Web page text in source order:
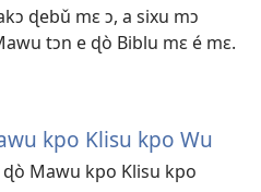
ɖebǔ mɛ ɔ, a sixu mɔ
tɔn e ɖò Biblu mɛ é mɛ.
kpo Klisu kpo Wu
Mawu kpo Klisu kpo